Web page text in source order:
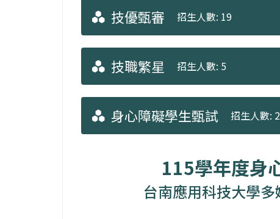
技優甄審 招生人數: 19
技職繁星 招生人數: 5
身心障礙學生甄試 招生人數: 2
115學年度身
台南應用科技大學